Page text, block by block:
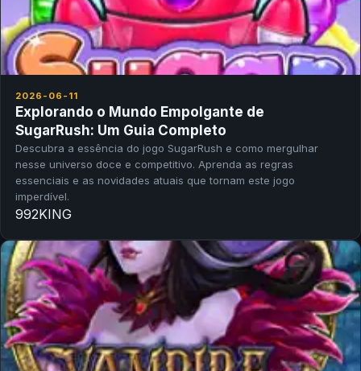
2026-06-11
Explorando o Mundo Empolgante de
SugarRush: Um Guia Completo
Descubra a essência do jogo SugarRush e como mergulhar
nesse universo doce e competitivo. Aprenda as regras
essenciais e as novidades atuais que tornam este jogo
imperdível.
992KING